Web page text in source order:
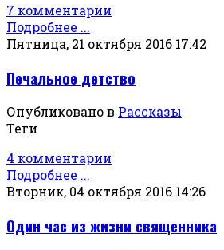
7 комментарии
Подробнее ...
Пятница, 21 октября 2016 17:42
Печальное детство
Опубликовано в Рассказы
Теги
4 комментарии
Подробнее ...
Вторник, 04 октября 2016 14:26
Один час из жизни священника